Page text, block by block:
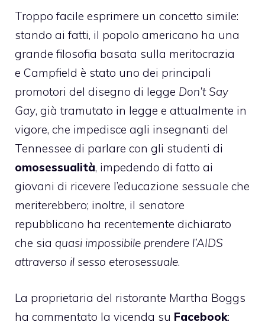
Troppo facile esprimere un concetto simile:
stando ai fatti, il popolo americano ha una
grande filosofia basata sulla meritocrazia
e Campfield è stato uno dei principali
promotori del disegno di legge Don’t Say
Gay, già tramutato in legge e attualmente in
vigore, che impedisce agli insegnanti del
Tennessee di parlare con gli studenti di
omosessualità, impedendo di fatto ai
giovani di ricevere l’educazione sessuale che
meriterebbero; inoltre, il senatore
repubblicano ha recentemente dichiarato
che sia quasi impossibile prendere l’AIDS
attraverso il sesso eterosessuale.
La proprietaria del ristorante Martha Boggs
ha commentato la vicenda su Facebook: